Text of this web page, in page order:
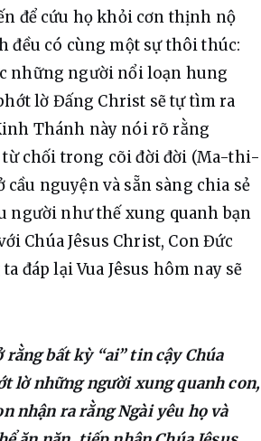
để cứu họ khỏi cơn thịnh nộ
đều có cùng một sự thôi thúc:
những người nổi loạn hung
lờ Đấng Christ sẽ tự tìm ra
Thánh này nói rõ rằng
từ chối trong cõi đời đời (Ma-thi-
nguyện và sẵn sàng chia sẻ
người như thế xung quanh bạn
Chúa Jêsus Christ, Con Đức
đáp lại Vua Jêsus hôm nay sẽ
bất kỳ “ai” tin cậy Chúa
lờ những người xung quanh con,
nhận ra rằng Ngài yêu họ và